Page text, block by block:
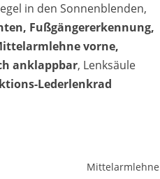
in den Sonnenblenden,
Fußgängererkennung,
vorne,
anklappbar, Lenksäule
Lederlenkrad
Mittelarmlehne